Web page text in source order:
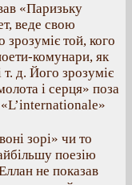
«Паризьку
веде свою
зрозуміє той, кого
комунари, як
д. Його зрозуміє
і серця» поза
зорі» чи то
поезію
не показав